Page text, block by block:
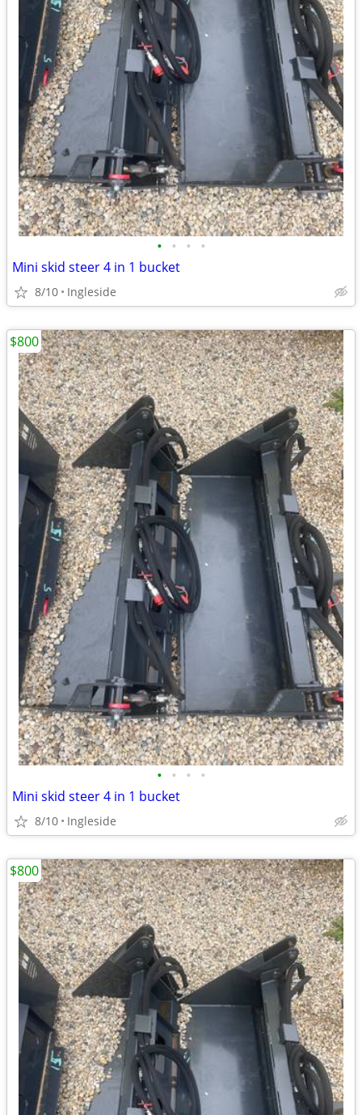
• • • •
Mini skid steer 4 in 1 bucket
8/10 Ingleside
• • • •
Mini skid steer 4 in 1 bucket
8/10 Ingleside
$800
$800